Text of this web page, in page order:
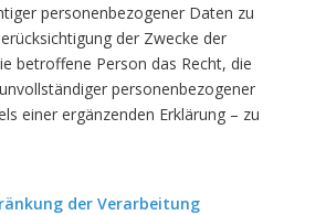
personenbezogener Daten zu
der Zwecke der
betroffene Person das Recht, die
personenbezogener
einer ergänzenden Erklärung – zu
der Verarbeitung